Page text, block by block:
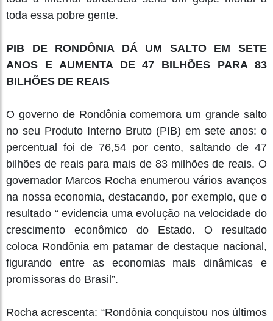
toda essa pobre gente.
PIB DE RONDÔNIA DÁ UM SALTO EM SETE
ANOS E AUMENTA DE 47 BILHÕES PARA 83
BILHÕES DE REAIS
O governo de Rondônia comemora um grande salto
no seu Produto Interno Bruto (PIB) em sete anos: o
percentual foi de 76,54 por cento, saltando de 47
bilhões de reais para mais de 83 milhões de reais. O
governador Marcos Rocha enumerou vários avanços
na nossa economia, destacando, por exemplo, que o
resultado “ evidencia uma evolução na velocidade do
crescimento econômico do Estado. O resultado
coloca Rondônia em patamar de destaque nacional,
figurando entre as economias mais dinâmicas e
promissoras do Brasil”.
Rocha acrescenta: “Rondônia conquistou nos últimos